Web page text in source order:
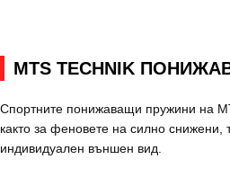
MTS TECHNIK
Спортните понижаващи пружини на
както за феновете на силно снижени,
индивидуален външен вид.